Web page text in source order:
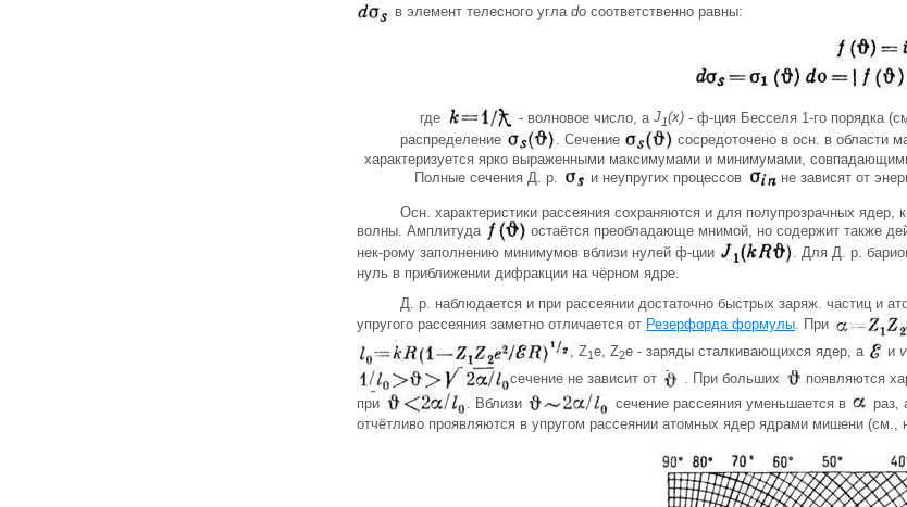
в элемент телесного угла do соответственно равны:
где - волновое число, a J1(x)- ф-ция Бесселя 1-го порядка
распределение
. Сечение сосредоточено в осн. в области
характеризуется ярко выраженными максимумами и минимумами,
Полные сечения Д. р.
и неупругих процессов не зависят от
Осн. характеристики рассеяния сохраняются и для полупрозрачных
волны. Амплитуда
остаётся преобладающе мнимой, но содержит также
нек-рому заполнению минимумов вблизи нулей ф-ции
. Для Д. р.
нуль в приближении дифракции на чёрном ядре.
Д. р. наблюдается и при рассеянии достаточно быстрых заряж. частиц и
упругого рассеяния заметно отличается от Резерфорда формулы . При
, Z1е, Z2e - заряды сталкивающихся ядер, а и v
сечение не зависит от
. При больших появляются
при
. Вблизи сечение рассеяния уменьшается в раз,
отчётливо проявляются в упругом рассеянии атомных ядер ядрами мишени (см.,